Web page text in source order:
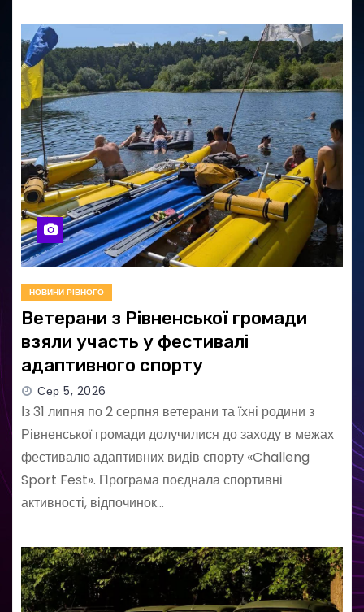
НОВИНИ РІВНОГО
Ветерани з Рівненської громади
взяли участь у фестивалі
адаптивного спорту
Сер 5, 2026
Із 31 липня по 2 серпня ветерани та їхні родини з
Рівненської громади долучилися до заходу в межах
фестивалю адаптивних видів спорту «Challeng
Sport Fest». Програма поєднала спортивні
активності, відпочинок…